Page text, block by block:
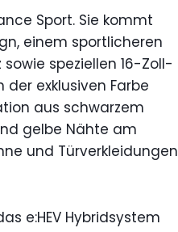
Sport. Sie kommt
einem sportlicheren
speziellen 16-Zoll-
exklusiven Farbe
aus schwarzem
gelbe Nähte am
und Türverkleidungen
e:HEV Hybridsystem